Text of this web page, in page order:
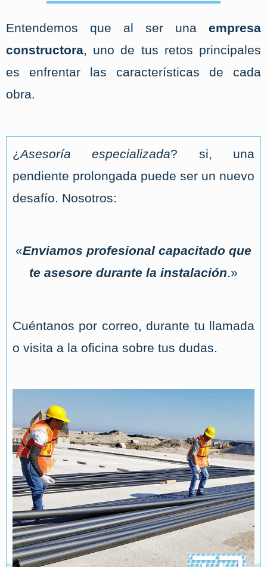
Entendemos que al ser una empresa
constructora, uno de tus retos principales
es enfrentar las características de cada
obra.
¿ Asesoría especializada? si, una
pendiente prolongada puede ser un nuevo
desafío. Nosotros:
«Enviamos profesional capacitado que
te asesore durante la instalación.»
Cuéntanos por correo, durante tu llamada
o visita a la oficina sobre tus dudas.